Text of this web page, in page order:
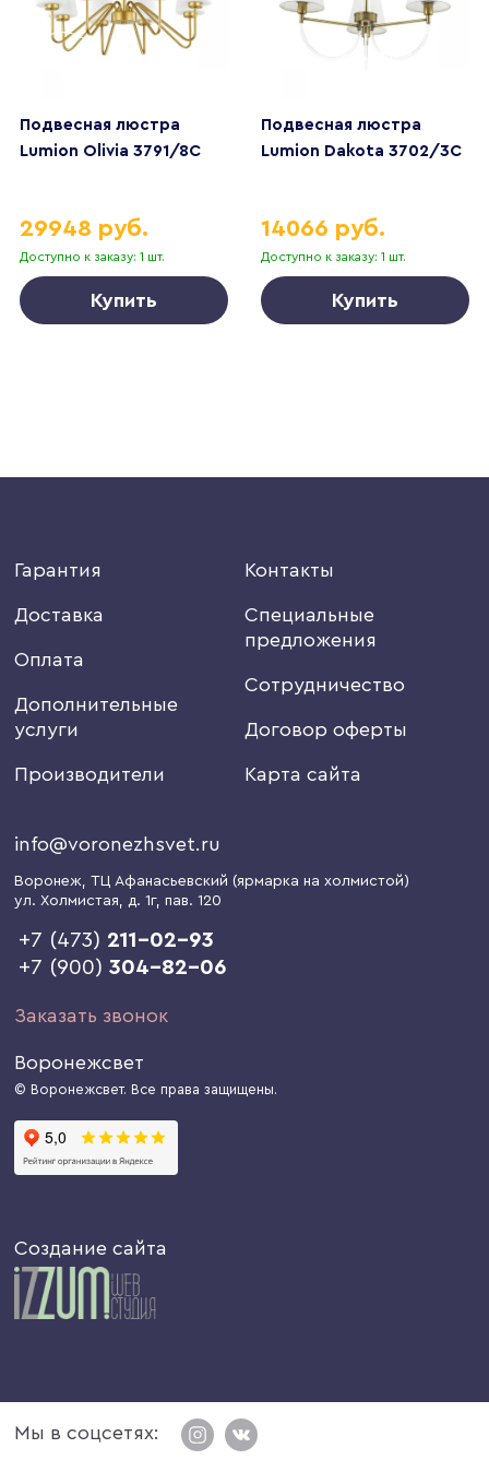
Подвесная люстра
Lumion Olivia 3791/8C
Доступно к заказу: 1 шт.
29948 руб.
Купить
Подвесная люстра
Lumion Dakota 3702/3C
Доступно к заказу: 1 шт.
14066 руб.
Купить
Гарантия
Доставка
Оплата
Дополнительные
услуги
Производители
Контакты
Специальные
предложения
Сотрудничество
Договор оферты
Карта сайта
info@voronezhsvet.ru
Воронеж, ТЦ Афанасьевский (ярмарка на холмистой)
ул. Холмистая, д. 1г, пав. 120
+7 (473) 211-02-93
+7 (900)304-82-06
Заказать звонок
Воронежсвет
© Воронежсвет. Все права защищены.
Создание сайта
Мы в соцсетях: